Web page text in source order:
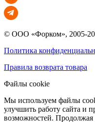
© ООО «Форком», 2005-
Политика
Правила возврата товара
Файлы cookie
Мы используем файлы
улучшить работу сайта и
возможностей. Продолжая